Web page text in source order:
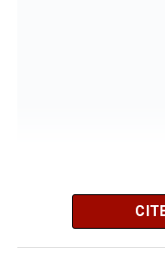
Potrivit informațiilor
de ani, din municipiul